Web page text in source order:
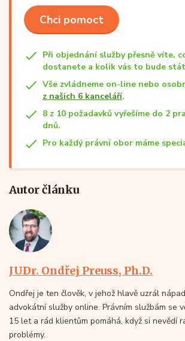
Chci pomoct
Při objednání služby přesně víte,
dostanete a kolik vás to bude
Vše zvládneme on-line nebo
z našich 6 kanceláří.
8 z 10 požadavků vyřešíme do 2
dnů.
Pro každý právní obor máme
Autor článku
JUDr. Ondřej Preuss, Ph.D.
Ondřej je ten člověk, v jehož hlavě uzrál
advokátní služby online. Právním službám se
15 let a rád klientům pomáhá, když si nevědí
problémy.